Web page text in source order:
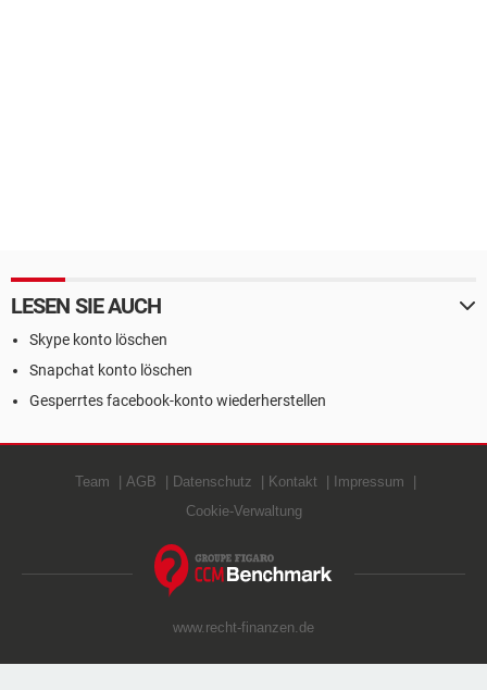
LESEN SIE AUCH
Skype konto löschen
Snapchat konto löschen
Gesperrtes facebook-konto wiederherstellen
Team AGB Datenschutz Kontakt
Impressum
Cookie-Verwaltung
www.recht-finanzen.de